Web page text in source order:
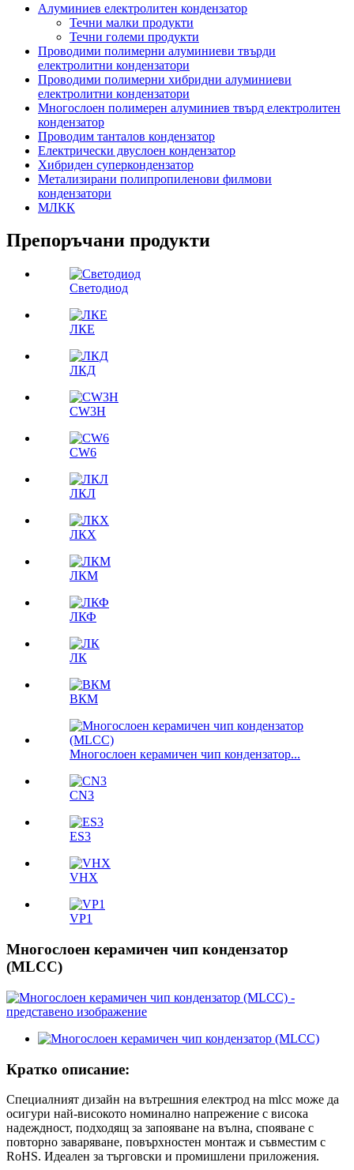
Алуминиев електролитен кондензатор
Течни малки продукти
Течни големи продукти
Проводими полимерни алуминиеви твърди
електролитни кондензатори
Проводими полимерни хибридни алуминиеви
електролитни кондензатори
Многослоен полимерен алуминиев твърд електролитен
кондензатор
Проводим танталов кондензатор
Електрически двуслоен кондензатор
Хибриден суперкондензатор
Метализирани полипропиленови филмови
кондензатори
МЛКК
Препоръчани продукти
Светодиод
ЛКЕ
ЛКД
CW3H
CW6
ЛКЛ
ЛКX
ЛКМ
ЛКФ
ЛК
ВКМ
Многослоен керамичен чип кондензатор...
CN3
ES3
VHX
VP1
Многослоен керамичен чип кондензатор
(MLCC)
Кратко описание:
Специалният дизайн на вътрешния електрод на mlcc може да
осигури най-високото номинално напрежение с висока
надеждност, подходящ за запояване на вълна, спояване с
повторно заваряване, повърхностен монтаж и съвместим с
RoHS. Идеален за търговски и промишлени приложения.